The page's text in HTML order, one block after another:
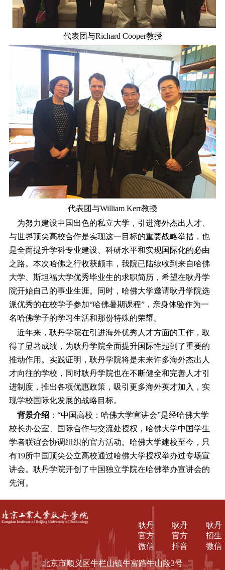
代表团与Richard Cooper教授
代表团与William Kerr教授
为努力建设中国出色的私立大学，引进海外杰出人才、
与世界顶尖高校合作是实现这一目标的重要战略举措，也
是全面提升学科专业建设、科研水平和实现国际化的必由
之路。本次哈佛之行收获颇丰，我院已陆续收到来自哈佛
大学、斯坦福大学优秀毕业生的求职简历，希望在耿丹学
院开始自己的事业生涯。同时，哈佛大学邀请耿丹学院选
派优秀的在校学子参加“哈佛暑期课程”，亲身体验作为一
名哈佛学子的学习生活和那份特殊的荣耀。
近年来，耿丹学院在引进海外优秀人才方面的工作，取
得了显著成绩，为耿丹学院全面提升国际性起到了重要的
推动作用。实践证明，耿丹学院将是未来许多海外杰出人
才向往的学校，同时耿丹学院也在不断健全和完善人才引
进制度，推出各项优惠政策，吸引更多海外英才加入，实
现学校国际化发展的战略目标。
背景介绍：“中国高校：哈佛大学宣讲会”是经哈佛大学
校长办公室、国际合作与交流处授权，哈佛大学中国学生
学者联谊会协调组织的官方活动。哈佛大学建校至今，只
有19所中国顶尖公立高校通过哈佛大学授权举办过专场宣
讲会。耿丹学院开创了中国独立学院在哈佛举办宣讲会的
先河。
耿丹
招生
微信
耿丹
官方
抖音
耿丹
官方
微信
北京市顺义区牛栏山镇牛富路牛山段3号